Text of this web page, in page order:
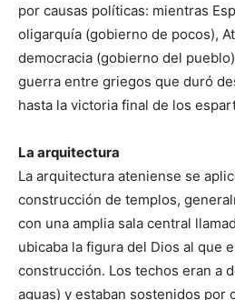
por causas políticas: mientras
oligarquía (gobierno de pocos),
democracia (gobierno del
guerra entre griegos que duró
hasta la victoria final de los
La arquitectura
La arquitectura ateniense se
construcción de templos,
con una amplia sala central
ubicaba la figura del Dios al que
construcción. Los techos eran a
aguas) y estaban sostenidos por